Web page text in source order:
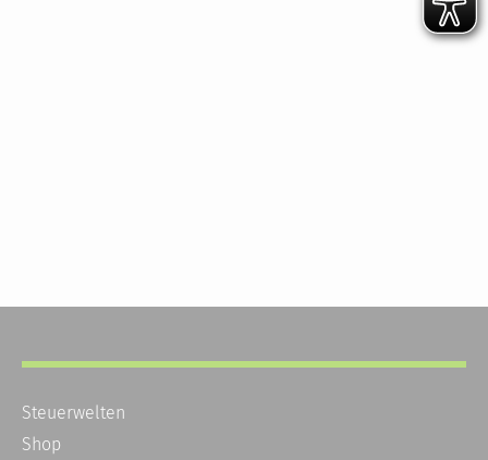
Steuerwelten
Shop